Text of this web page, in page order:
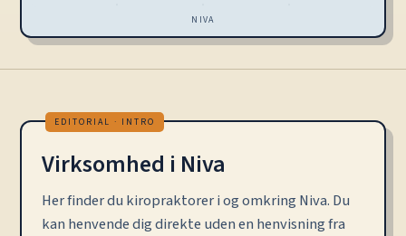
NIVA
Virksomhed i Niva
Her finder du kiropraktorer i og omkring Niva. Du
kan henvende dig direkte uden en henvisning fra